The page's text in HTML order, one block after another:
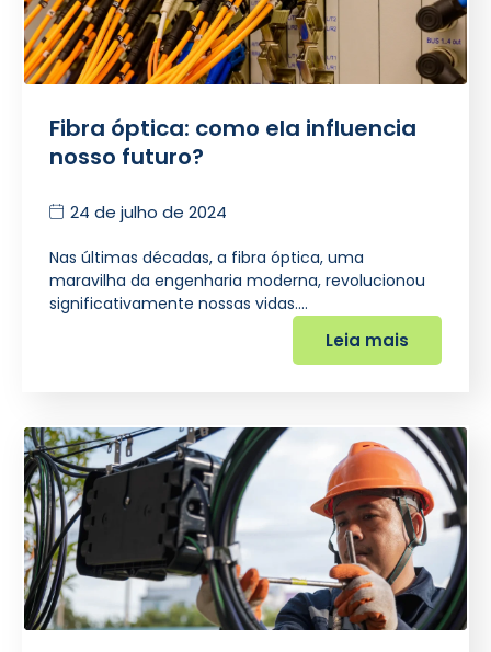
Fibra óptica: como ela influencia
nosso futuro?
24 de julho de 2024
Nas últimas décadas, a fibra óptica, uma
maravilha da engenharia moderna, revolucionou
significativamente nossas vidas.…
Leia mais